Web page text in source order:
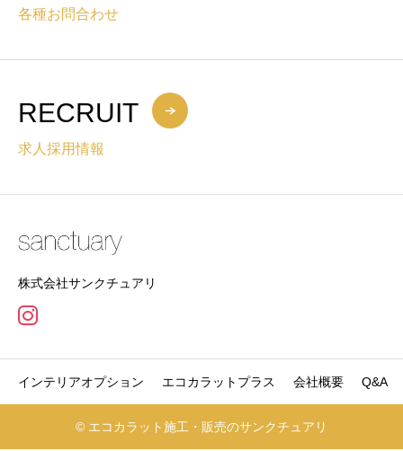
各種お問合わせ
RECRUIT
求人採用情報
株式会社サンクチュアリ
インテリアオプション エコカラットプラス 会社概要 Q&A
© エコカラット施工・販売のサンクチュアリ